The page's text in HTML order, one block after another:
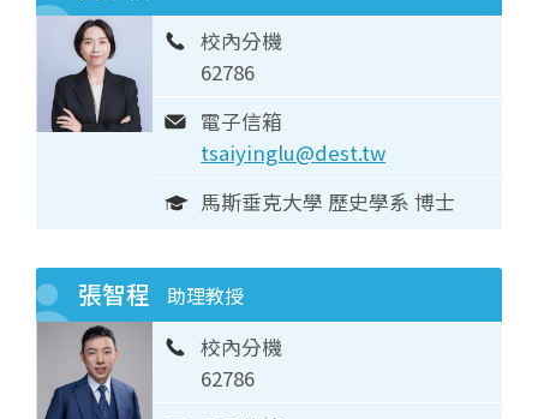
校內分機
62786
電子信箱
tsaiyinglu@dest.tw
馬斯垂克大學 歷史學系 博士
張智程 助理教授
校內分機
62786